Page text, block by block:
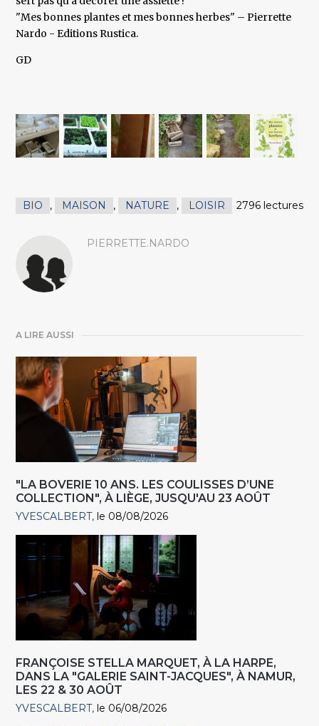
"Mes bonnes plantes et mes bonnes herbes" – Pierrette
Nardo - Editions Rustica.
GD
BIO , MAISON , NATURE , LOISIR 2796 lectures
PIERRETTE.NARDO
A LIRE AUSSI
"LA BOVERIE 10 ANS. LES COULISSES D’UNE
COLLECTION", À LIÈGE, JUSQU'AU 23 AOÛT
YVESCALBERT le 08/08/2026
FRANÇOISE STELLA MARQUET, À LA HARPE,
DANS LA "GALERIE SAINT-JACQUES", À NAMUR,
LES 22 & 30 AOÛT
YVESCALBERT le 06/08/2026